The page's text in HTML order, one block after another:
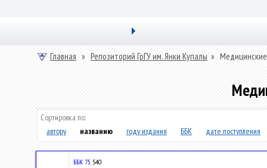
Главная » Репозиторий ГрГУ им. Янки Купалы »
Сортировка по:
автору
названию году издания ББК дате поступления
ББК 75.S40